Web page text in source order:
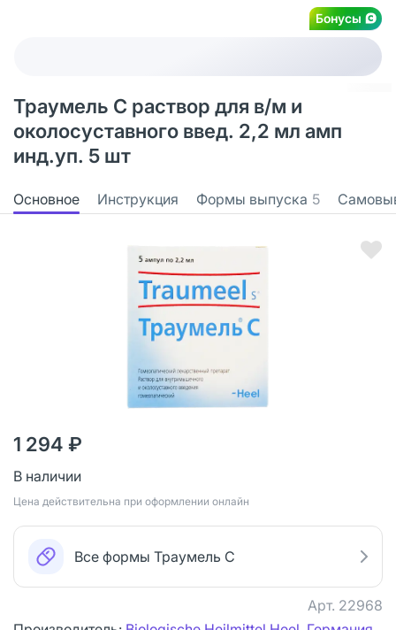
Бонусы
Траумель С раствор для в/м и
околосуставного введ. 2,2 мл амп
инд.уп. 5 шт
Основное Инструкция Формы выпуска 5
1 294 ₽
В наличии
Цена действительна при оформлении онлайн
Все формы Траумель С
Арт. 22968